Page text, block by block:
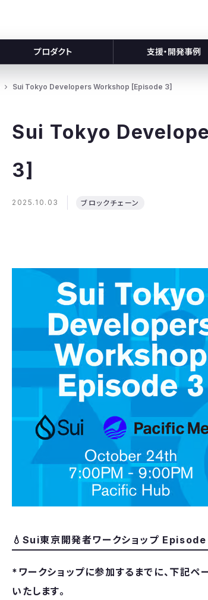
プロダクト 支援・開発事例
Sui Tokyo Developers Workshop [Episode 3]
Sui Tokyo
3]
2025.10.03 ブロックチェーン
💧Sui東京開発者ワークショップ Episode
*ワークショップに参加するまでに、下記
いたします。